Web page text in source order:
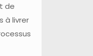
de
à livrer